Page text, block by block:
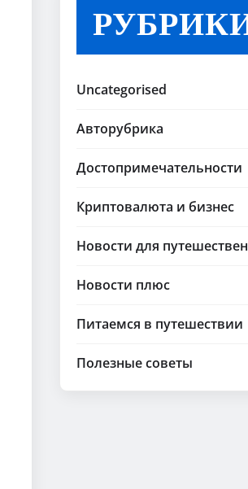
Uncategorised
Авторубрика
Достопримечательности
Криптовалюта и бизнес
Новости для
Новости плюс
Питаемся в путешествии
Полезные советы